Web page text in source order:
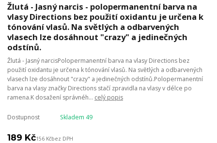
Žlutá - Jasný narcis - polopermanentní barva na
vlasy Directions bez použití oxidantu je určena k
tónování vlasů. Na světlých a odbarvených
vlasech lze dosáhnout "crazy" a jedinečných
odstínů.
Žlutá - Jasný narcisPolopermanentní barva na vlasy Directions bez
použití oxidantu je určena k tónování vlasů. Na světlých a odbarvených
vlasech lze dosáhnout "crazy" a jedinečných odstínů.Polopermanentní
barva na vlasy značky Directions stačí zpravidla na vlasy v délce po
ramena.K dosažení správnéh... celý popis
Dostupnost Skladem 49
189 Kč156 Kčbez DPH